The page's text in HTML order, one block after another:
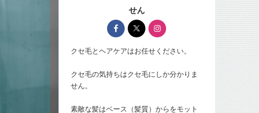
せん
クセ毛とヘアケアはお任せください。
クセ毛の気持ちはクセ毛にしか分かりま
せん。
素敵な髪はベース（髪質）からをモット